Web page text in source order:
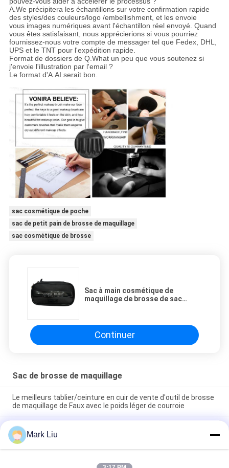
A.We précipitera les échantillons sur votre confirmation rapide
des styles/des couleurs/logo /embellishment, et les envoie
vous images numériques avant l'échantillon réel envoyé. Quand
vous êtes satisfaisant, nous apprécierions si vous pourriez
fournissez-nous votre compte de messager tel que Fedex, DHL,
UPS et le TNT pour l'expédition rapide.
Format de dossiers de Q.What un peu que vous soutenez si
j'envoie l'illustration par l'email ?
Le format d'A.AI serait bon.
sac cosmétique de poche
sac de petit pain de brosse de maquillage
sac cosmétique de brosse
Sac à main cosmétique de
maquillage de brosse de sac
Continuer
Sac de brosse de maquillage
Le meilleurs tablier/ceinture en cuir de vente d'outil de brosse
de maquillage de Faux avec le poids léger de courroie
Support mignon de papeterie de stylo de sac cosmétique de
maquillage de voyage de fermeture de tirette de rayure de
vague de poche de trousse d'écolier d'unité centrale
Sac professionnel de stockage de crayon de stylo de support
Mark Liu